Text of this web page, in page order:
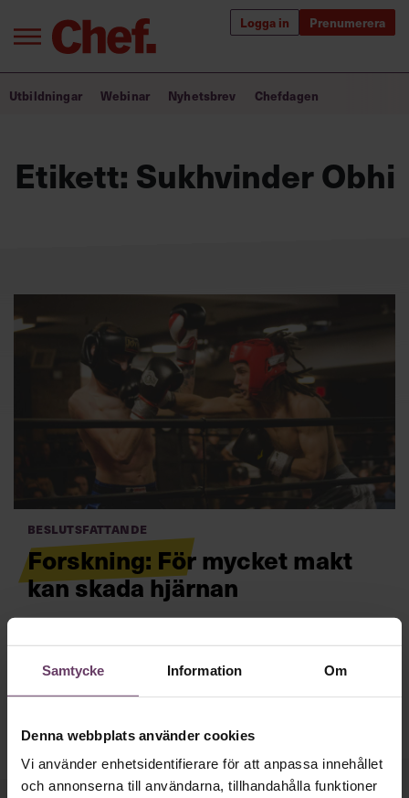
Samtycke Information Om
Denna webbplats använder cookies
Vi använder enhetsidentifierare för att anpassa innehållet
och annonserna till användarna, tillhandahålla funktioner
Logga in Prenumerera
Annonsera
Om oss
Kontakta oss
Kundservice
Villkor och policy för
personuppgiftsbehandling
Bra ledare förändrar världen
Utbildning för ledare
Utbildningar Webinar Nyhetsbrev Chefdagen
Etikett: Sukhvinder Obhi
Beslutsfattande
Forskning: För mycket makt
kan skada hjärnan
ledarskap och neurologi tittat närmare på och hittat ett
förbluffande resultat. Läs mer